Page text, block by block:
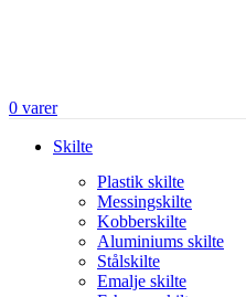
0 varer
Skilte
Plastik skilte
Messingskilte
Kobberskilte
Aluminiums skilte
Stålskilte
Emalje skilte